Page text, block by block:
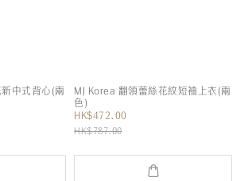
中式背心(兩
MJ Korea 翻領蕾絲花紋短袖上衣(兩
色)
HK$472.00
HK$787.00